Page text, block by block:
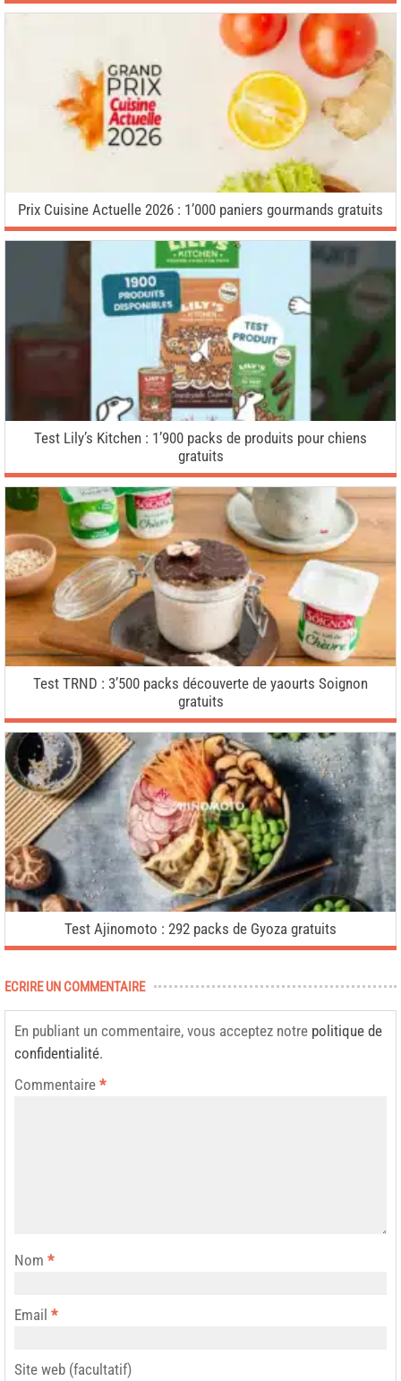
Prix Cuisine Actuelle 2026 : 1’000 paniers gourmands gratuits
Test Lily’s Kitchen : 1’900 packs de produits pour chiens
gratuits
Test TRND : 3’500 packs découverte de yaourts Soignon
gratuits
Test Ajinomoto : 292 packs de Gyoza gratuits
ECRIRE UN COMMENTAIRE
En publiant un commentaire, vous acceptez notre politique de
confidentialité.
Commentaire *
Nom *
Email *
Site web (facultatif)